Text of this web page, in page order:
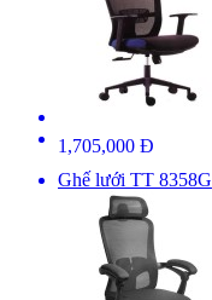
1,705,000 Đ
Ghế lưới TT 8358G